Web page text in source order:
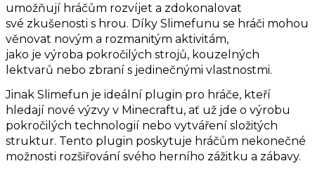
umožňují hráčům rozvíjet a zdokonalovat
své zkušenosti s hrou. Díky Slimefunu se hráči mohou
věnovat novým a rozmanitým aktivitám,
jako je výroba pokročilých strojů, kouzelných
lektvarů nebo zbraní s jedinečnými vlastnostmi.
Jinak Slimefun je ideální plugin pro hráče, kteří
hledají nové výzvy v Minecraftu, ať už jde o výrobu
pokročilých technologií nebo vytváření složitých
struktur. Tento plugin poskytuje hráčům nekonečné
možnosti rozšiřování svého herního zážitku a zábavy.